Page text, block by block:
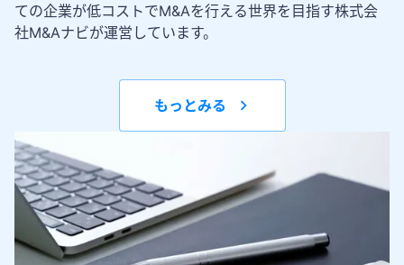
ての企業が低コストでM&Aを行える世界を目指す株式会
社M&Aナビが運営しています。
もっとみる